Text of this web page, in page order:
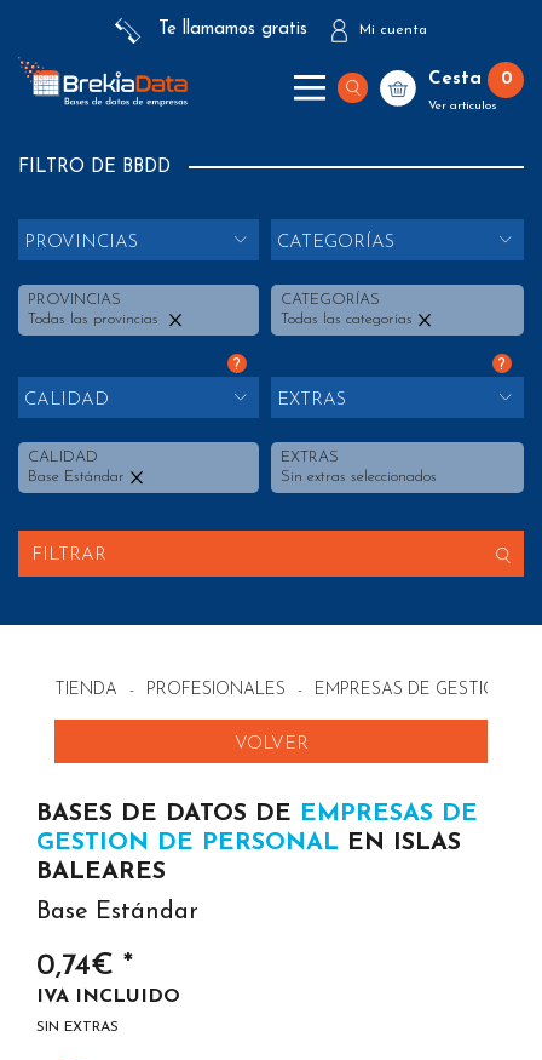
Te llamamos gratis Mi cuenta
Cesta 0
Ver artículos
FILTRO DE BBDD
PROVINCIAS
PROVINCIAS
Todas las provincias
CATEGORÍAS
CATEGORÍAS
Todas las categorías
?
CALIDAD
CALIDAD
Base Estándar
?
EXTRAS
EXTRAS
Sin extras seleccionados
FILTRAR
TIENDA - PROFESIONALES - EMPRESAS DE GESTION
VOLVER
BASES DE DATOS DE EMPRESAS DE
GESTION DE PERSONAL EN ISLAS
BALEARES
Base Estándar
0,74€ *
IVA INCLUIDO
SIN EXTRAS